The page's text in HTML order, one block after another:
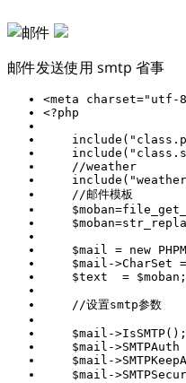
邮件发送使用 smtp 省事
<meta charset="utf-
<?php
include (
include (
//weather
include (
//邮件模板
    $mail =
new
$mail->CharSet
//设置smtp参数
$mail->SMTPAuth
$mail-
$mail-